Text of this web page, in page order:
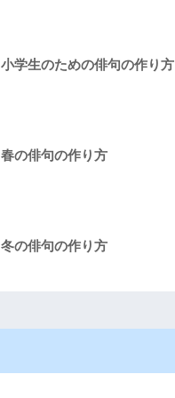
小学生のための俳句の作り方
春の俳句の作り方
冬の俳句の作り方